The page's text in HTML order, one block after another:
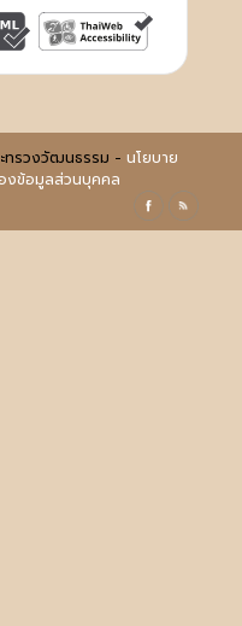
ทรวงวัฒนธรรม - นโยบาย
งข้อมูลส่วนบุคคล